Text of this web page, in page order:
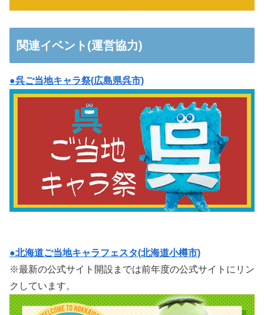
関連イベント(運営協力)
●呉ご当地キャラ祭(広島県呉市)
●北海道ご当地キャラフェスタ(北海道小樽市)
※最新の公式サイト開設までは前年度の公式サイトにリン
クしています。